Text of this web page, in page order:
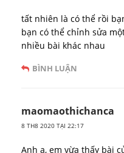
tất nhiên là có thể rồi
bạn có thể chỉnh sửa
nhiều bài khác nhau
BÌNH LUẬN
maomaothichanca
8 TH8 2020 TẠI 22:17
Anh ạ, em vừa thấy bài